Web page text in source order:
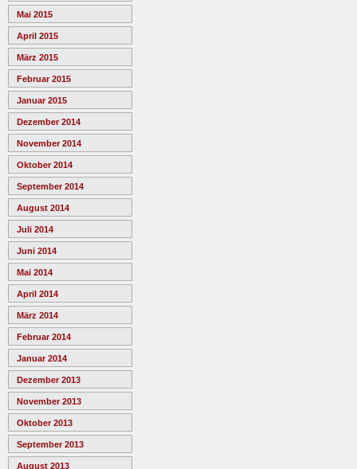
Mai 2015
April 2015
März 2015
Februar 2015
Januar 2015
Dezember 2014
November 2014
Oktober 2014
September 2014
August 2014
Juli 2014
Juni 2014
Mai 2014
April 2014
März 2014
Februar 2014
Januar 2014
Dezember 2013
November 2013
Oktober 2013
September 2013
August 2013